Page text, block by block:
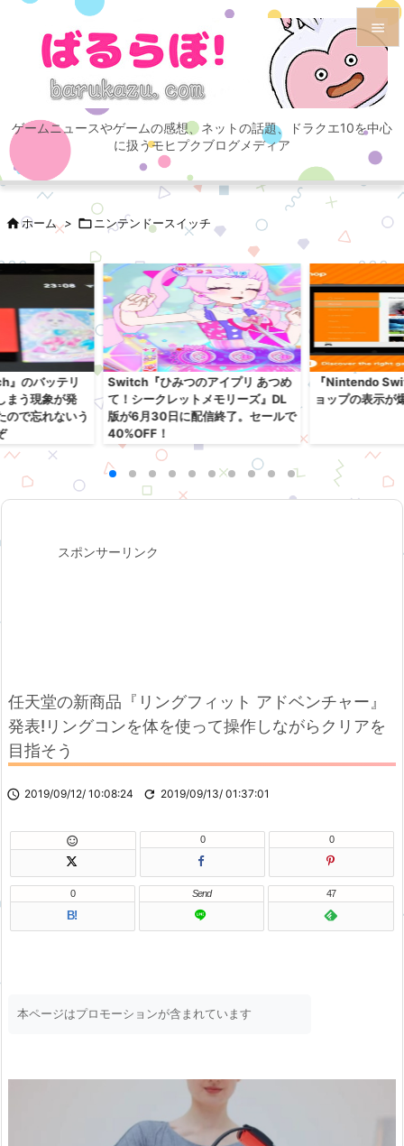
ゲームニュースやゲームの感想、ネットの話題、ドラクエ10を中心
に扱うモヒプクブログメディア

メニュ

サイド

次へ
ホーム >  ニンテンドースイッチ
のバッテリ
まう現象が発
ので忘れないう
Switch『ひみつのアイプリ あつめ
て！シークレットメモリーズ』DL
版が6月30日に配信終了。セールで
40%OFF！
『Nintendo
ョップの表示が
スポンサーリンク
任天堂の新商品『リングフィット アドベンチャー』
発表!リングコンを体を使って操作しながらクリアを
目指そう
 2019/09/12/ 10:08:24  2019/09/13/ 01:37:01
 0 0
B!
0 Send 47
本ページはプロモーションが含まれています